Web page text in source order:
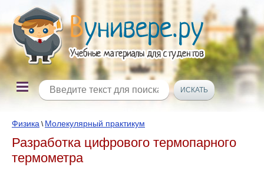
Физика \ Молекулярный практикум
Разработка цифрового термопарного
термометра